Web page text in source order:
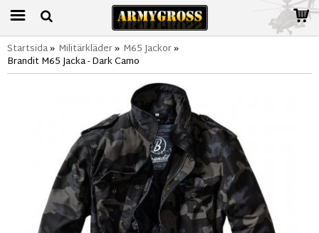
Startsida» Militärkläder» M65 Jackor»
Brandit M65 Jacka - Dark Camo